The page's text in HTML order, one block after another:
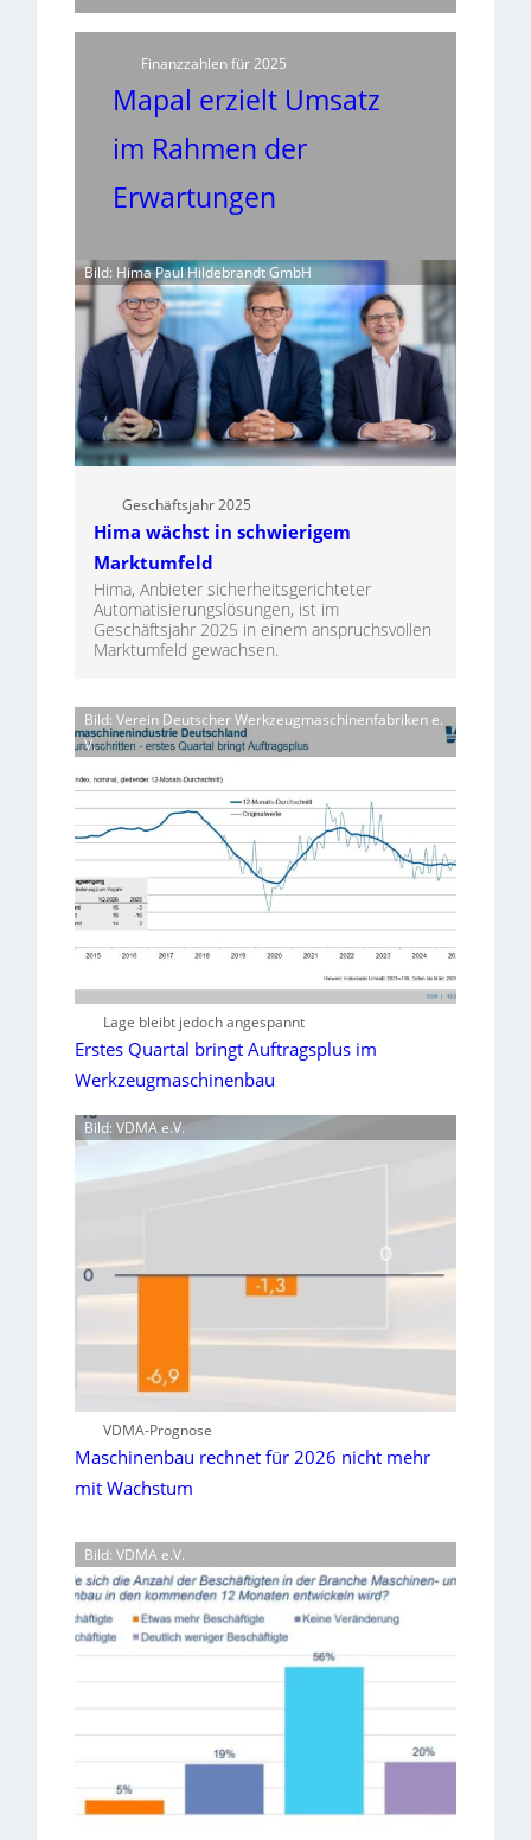
Finanzzahlen für 2025
Mapal erzielt Umsatz
im Rahmen der
Erwartungen
Bild: Hima Paul Hildebrandt GmbH
Geschäftsjahr 2025
Hima wächst in schwierigem
Marktumfeld
Hima, Anbieter sicherheitsgerichteter
Automatisierungslösungen, ist im
Geschäftsjahr 2025 in einem anspruchsvollen
Marktumfeld gewachsen.
Bild: Verein Deutscher Werkzeugmaschinenfabriken e.
V.
Lage bleibt jedoch angespannt
Erstes Quartal bringt Auftragsplus im
Werkzeugmaschinenbau
Bild: VDMA e.V.
VDMA-Prognose
Maschinenbau rechnet für 2026 nicht mehr
mit Wachstum
Bild: VDMA e.V.